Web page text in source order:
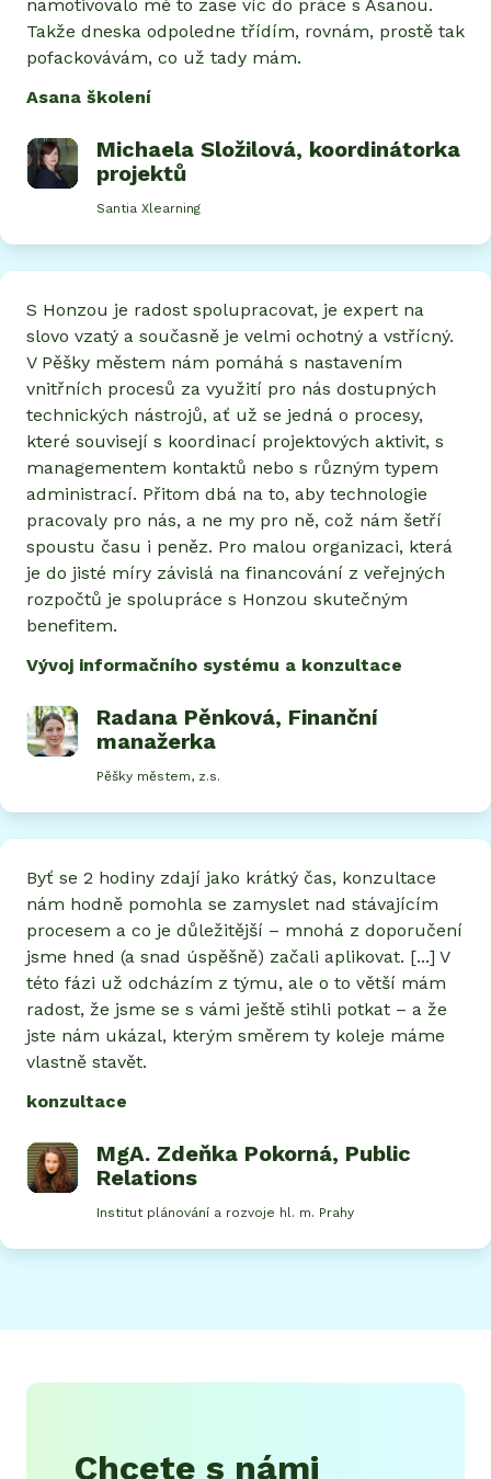
namotivovalo mě to zase víc do práce s Asanou.
Takže dneska odpoledne třídím, rovnám, prostě tak
pofackovávám, co už tady mám.
Asana školení
Michaela Složilová, koordinátorka
projektů
Santia Xlearning
S Honzou je radost spolupracovat, je expert na
slovo vzatý a současně je velmi ochotný a vstřícný.
V Pěšky městem nám pomáhá s nastavením
vnitřních procesů za využití pro nás dostupných
technických nástrojů, ať už se jedná o procesy,
které souvisejí s koordinací projektových aktivit, s
managementem kontaktů nebo s různým typem
administrací. Přitom dbá na to, aby technologie
pracovaly pro nás, a ne my pro ně, což nám šetří
spoustu času i peněz. Pro malou organizaci, která
je do jisté míry závislá na financování z veřejných
rozpočtů je spolupráce s Honzou skutečným
benefitem.
Vývoj informačního systému a konzultace
Radana Pěnková, Finanční
manažerka
Pěšky městem, z.s.
Byť se 2 hodiny zdají jako krátký čas, konzultace
nám hodně pomohla se zamyslet nad stávajícím
procesem a co je důležitější – mnohá z doporučení
jsme hned (a snad úspěšně) začali aplikovat. [...] V
této fázi už odcházím z týmu, ale o to větší mám
radost, že jsme se s vámi ještě stihli potkat – a že
jste nám ukázal, kterým směrem ty koleje máme
vlastně stavět.
konzultace
MgA. Zdeňka Pokorná, Public
Relations
Institut plánování a rozvoje hl. m. Prahy
Chcete s námi